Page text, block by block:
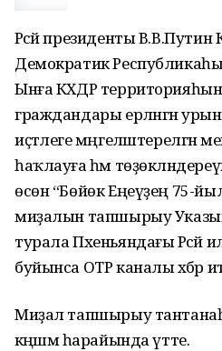
Рәсәй президенты
Демократик
Ынға КХДР
граждандары ерләнгән
иҫтәлеге
һаҡлауға һәм
өсөн “Бөйөк Еңеүҙең 75-
миҙалын тапшырыу
турала Пхеньяндағы Рәсәй
буйынса ОТР каналы хәбәр
Миҙал тапшырыу
кәңәшмә һарайында үтте.